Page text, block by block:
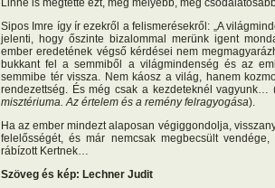
Sipos Imre így ír ezekről a felismerésekről: „A
jelenti, hogy őszinte bizalommal merünk igent
ember eredetének végső kérdései nem
bukkant fel a semmiből a világmindenség és az
semmibe tér vissza. Nem káosz a világ, hanem
rendezettség. És még csak a kezdeteknél vagyunk…
misztériuma. Az értelem és a remény felragyogása).
Ha az ember mindezt alaposan végiggondolja,
felelősségét, és már nemcsak megbecsült
rábízott Kertnek…
Szöveg és kép: Lechner Judit